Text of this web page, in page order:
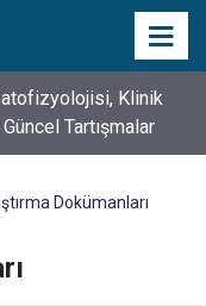
Klinik
Tartışmalar
Ortaya Çıktı? 10
Dokümanları